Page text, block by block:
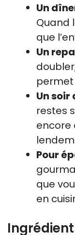
Un
Quand
que
Un
Un soir
restes
encore
Pour
que
en